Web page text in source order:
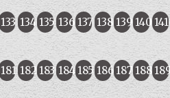
133 134 135 136 137 138 139 140 141
181 182 183 184 185 186 187 188